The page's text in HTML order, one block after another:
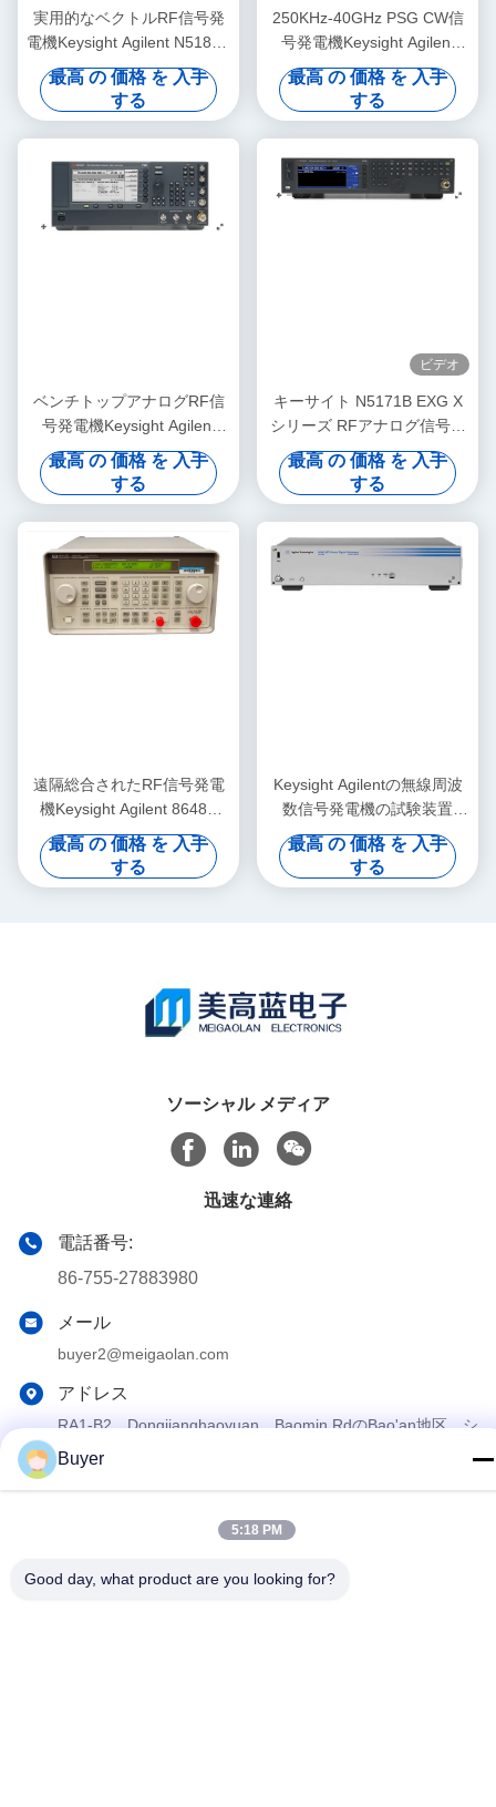
実用的なベクトルRF信号発
電機Keysight Agilent N5182A
MXG
最高 の 価格 を 入手
する
250KHz-40GHz PSG CW信
号発電機Keysight Agilent
E8247C
最高 の 価格 を 入手
する
ベンチトップアナログRF信
号発電機Keysight Agilent
E8257D PSG
最高 の 価格 を 入手
する
ビデオ
キーサイト N5171B EXG X
シリーズ RFアナログ信号発
生器 9 kHz～6 GHz ラックマ
ウント/ベンチトップ 低コス
ト
最高 の 価格 を 入手
する
遠隔総合されたRF信号発電
機Keysight Agilent 8648B
9kHz-2000MHz
最高 の 価格 を 入手
する
Keysight Agilentの無線周波
数信号発電機の試験装置
N5162A MXGは食べた
最高 の 価格 を 入手
する
ソーシャル メディア
迅速な連絡
電話番号:
86-755-27883980
メール
buyer2@meigaolan.com
アドレス
RA1-B2、Dongjianghaoyuan、Baomin RdのBao'an地区、シ
プライバシーポリシー
Shenzhen Meigaolan Electronic Instrument Co. Ltd すべての権利
Buyer
5:18 PM
Good day, what product are you looking for?